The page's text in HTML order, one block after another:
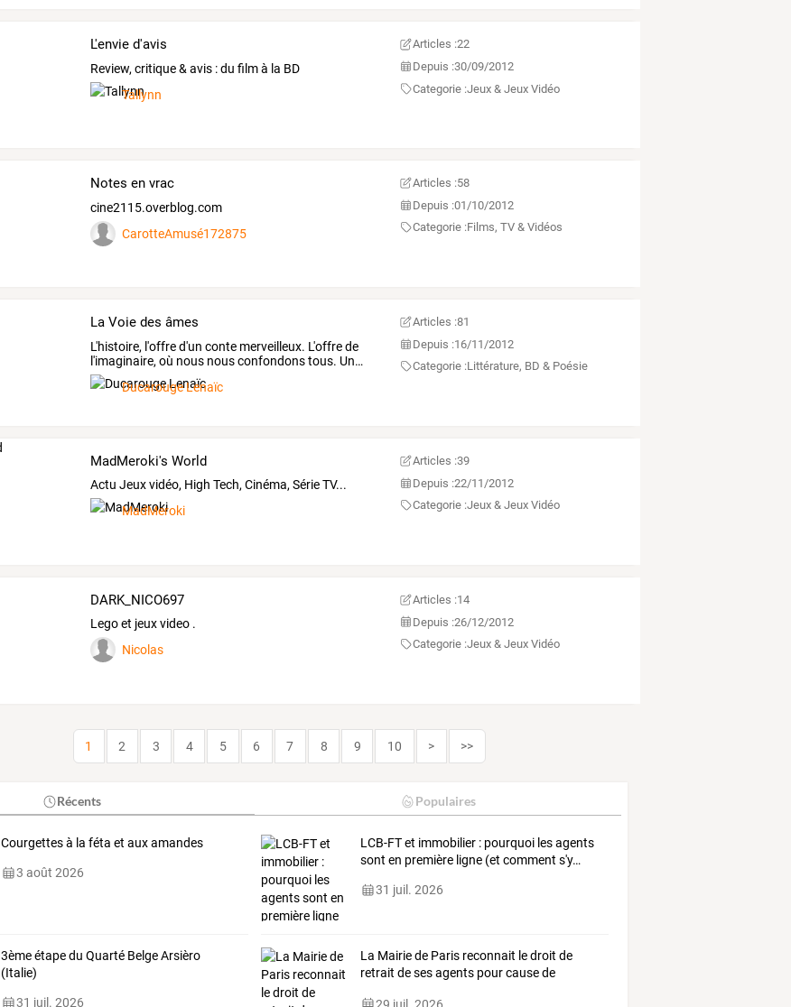
L'envie d'avis
Review, critique & avis : du film à la BD
Tallynn
Articles :22
Depuis :30/09/2012
Categorie :Jeux & Jeux Vidéo
Notes en vrac
cine2115.overblog.com
CarotteAmusé172875
Articles :58
Depuis :01/10/2012
Categorie :Films, TV & Vidéos
La Voie des âmes
L'histoire, l'offred'un conte merveilleux. L'offrede
l'imaginaire, où nous nousconfondonstous. Un…
Ducarouge Lenaïc
Articles :81
Depuis :16/11/2012
Categorie :Littérature, BD & Poésie
MadMeroki's World
Actu Jeux vidéo, High Tech, Cinéma, Série TV...
MadMeroki
Articles :39
Depuis :22/11/2012
Categorie :Jeux & Jeux Vidéo
DARK_NICO697
Lego et jeux video .
Nicolas
Articles :14
Depuis :26/12/2012
Categorie :Jeux & Jeux Vidéo
1 2 3 4 5 6 7 8 9 10 > >>
Récents Populaires
Courgettes à la féta et aux amandes
3 août 2026
LCB-FTet immobilier : pourquoi lesagents
sont en première ligne (et comment s'y…
31 juil. 2026
3ème étape du Quarté Belge Arsièro
(Italie)
31 juil. 2026
La Mairie de Paris reconnait le droit de
retrait de ses agents pour cause de
29 juil. 2026